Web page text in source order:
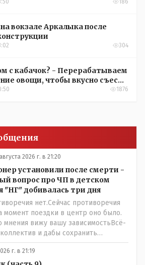
вокзале Аркалыка после
304
с кабачок? - Перерабатываем
овощи, чтобы вкусно съесть
1876
2026 г. в 21:20
установили после смерти -
вопрос про ЧП в детском
"НГ" добивалась три дня
нет.Сейчас противоречия
момент поездки в центр оно было.
мнения вижу вашу зависимостьВсё-
и дабы сохранить
лицо можно было бы и указать
на не корректность
в том тоне в котором была та
г. в 21:19